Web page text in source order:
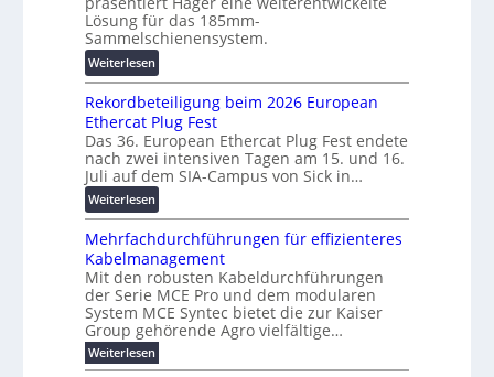
r
a
n
s
p
a
r
e
n
z
o
r
s
c
h
u
n
g
s
f
ö
r
d
e
r
u
n
g
b
a
-
X
2
0
2
7
w
i
r
d
z
u
m
E
n
e
r
g
Lösung für das 185mm-
Sammelschienensystem.
Weiterlesen:
W
e
i
t
e
r
e
n
t
w
i
c
k
e
l
Rekordbeteiligung beim 2026 European
Ethercat Plug Fest
Das 36. European Ethercat Plug Fest endete
nach zwei intensiven Tagen am 15. und 16.
Juli auf dem SIA-Campus von Sick in…
Weiterlesen:
R
e
k
o
r
d
b
e
Mehrfachdurchführungen für effizienteres
Kabelmanagement
Mit den robusten Kabeldurchführungen
der Serie MCE Pro und dem modularen
System MCE Syntec bietet die zur Kaiser
Group gehörende Agro vielfältige…
Weiterlesen:
M